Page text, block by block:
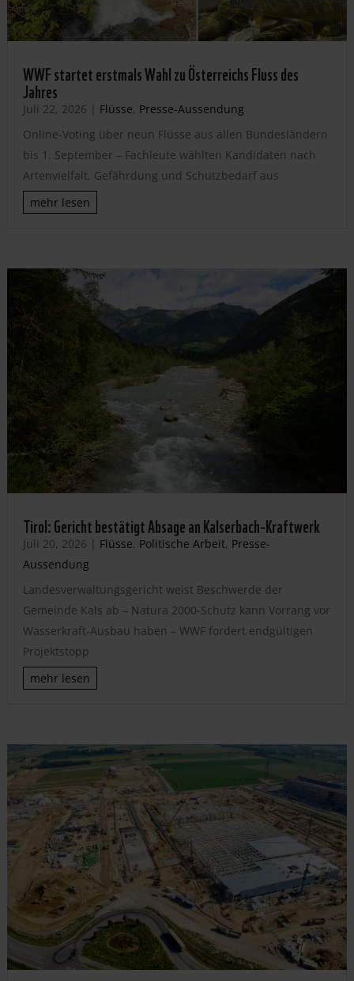
WWF startet erstmals Wahl zu Österreichs Fluss des
Jahres
Juli 22, 2026 | Flüsse, Presse-Aussendung
Online-Voting über neun Flüsse aus allen Bundesländern
bis 1. September – Fachleute wählten Kandidaten nach
Artenvielfalt, Gefährdung und Schutzbedarf aus
mehr lesen
Tirol: Gericht bestätigt Absage an Kalserbach-Kraftwerk
Juli 20, 2026 | Flüsse, Politische Arbeit, Presse-
Aussendung
Landesverwaltungsgericht weist Beschwerde der
Gemeinde Kals ab – Natura 2000-Schutz kann Vorrang vor
Wasserkraft-Ausbau haben – WWF fordert endgültigen
Projektstopp
mehr lesen